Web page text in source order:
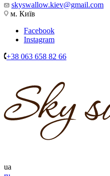
skyswallow.kiev@gmail.com
м. Київ
Facebook
Instagram
+38 063 658 82 66
ua